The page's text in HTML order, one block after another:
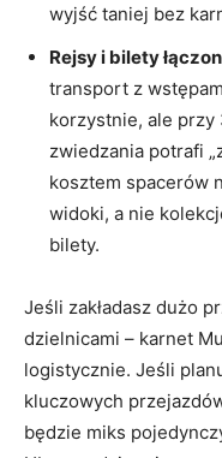
wyjść taniej bez
Rejsy i bilety
transport z
korzystnie, ale
zwiedzania potrafi
kosztem spacerów
widoki, a nie
bilety.
Jeśli zakładasz dużo
dzielnicami – karnet
logistycznie. Jeśli
kluczowych
będzie miks